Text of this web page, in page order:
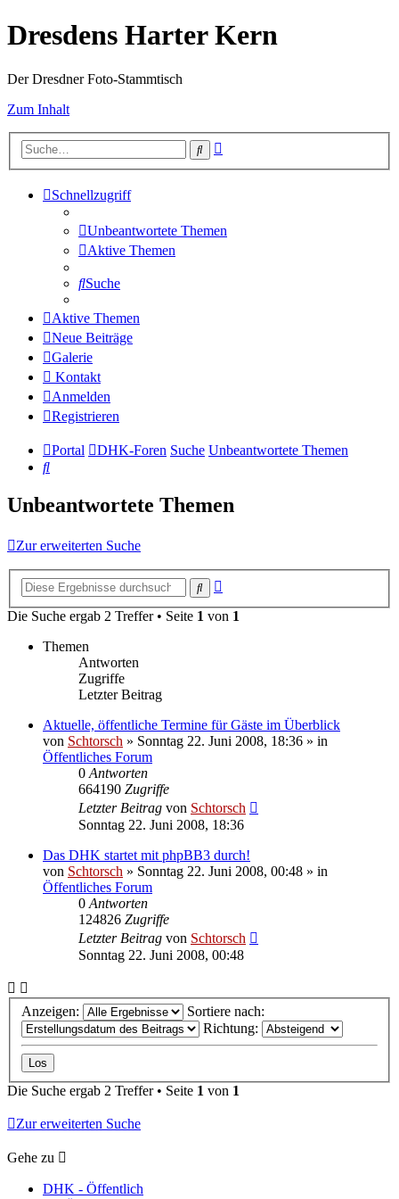
Dresdens Harter Kern
Der Dresdner Foto-Stammtisch
Zum Inhalt
Suche
Schnellzugriff
Unbeantwortete Themen
Aktive Themen
Suche
Aktive Themen
Neue Beiträge
Galerie
Kontakt
Anmelden
Registrieren
Portal DHK-Foren Suche Unbeantwortete Themen
Suche
Unbeantwortete Themen
Zur erweiterten Suche
Suche
Die Suche ergab 2 Treffer • Seite 1 von 1
Themen
Antworten
Zugriffe
Letzter Beitrag
Aktuelle, öffentliche Termine für Gäste im Überblick
von Schtorsch » Sonntag 22. Juni 2008, 18:36 » in
Öffentliches Forum
0 Antworten
664190 Zugriffe
Letzter Beitrag von Schtorsch
Sonntag 22. Juni 2008, 18:36
Das DHK startet mit phpBB3 durch!
von Schtorsch » Sonntag 22. Juni 2008, 00:48 » in
Öffentliches Forum
0 Antworten
124826 Zugriffe
Letzter Beitrag von Schtorsch
Sonntag 22. Juni 2008, 00:48
Anzeigen:
Sortiere nach:
Richtung:
Die Suche ergab 2 Treffer • Seite 1 von 1
Zur erweiterten Suche
Gehe zu
DHK - Öffentlich